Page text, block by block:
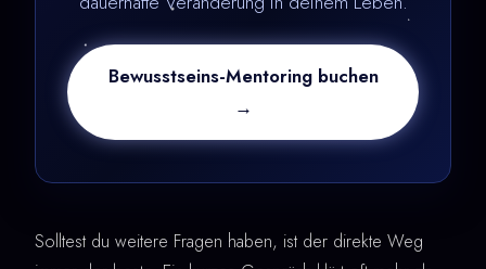
Bewusstseins-Mentoring buchen
→
Solltest du weitere Fragen haben, ist der direkte Weg